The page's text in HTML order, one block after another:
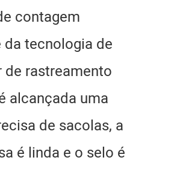
contagem
tecnologia de
rastreamento
alcançada uma
de sacolas, a
é linda e o selo é